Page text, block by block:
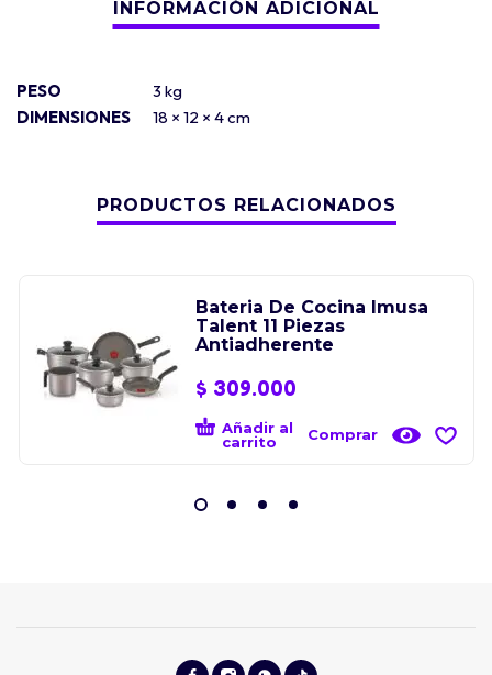
PESO
3 kg
DIMENSIONES
18 × 12 × 4 cm
PRODUCTOS RELACIONADOS
Bateria De Cocina Imusa
Talent 11 Piezas
Antiadherente
$ 309.000
Añadir al
carrito
Comprar